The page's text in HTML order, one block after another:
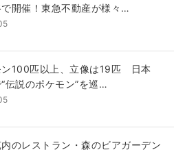
開催！東急不動産が様々…
ン100匹以上、立像は19匹 日本
伝説のポケモン”を巡…
のレストラン・森のビアガーデン